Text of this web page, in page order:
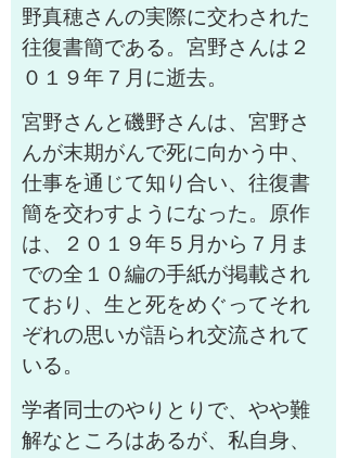
野真穂さんの実際に交わされた
往復書簡である。宮野さんは２
０１９年７月に逝去。
宮野さんと磯野さんは、宮野さ
んが末期がんで死に向かう中、
仕事を通じて知り合い、往復書
簡を交わすようになった。原作
は、２０１９年５月から７月ま
での全１０編の手紙が掲載され
ており、生と死をめぐってそれ
ぞれの思いが語られ交流されて
いる。
学者同士のやりとりで、やや難
解なところはあるが、私自身、